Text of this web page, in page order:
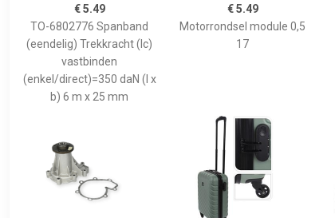
€ 5.49
TO-6802776 Spanband
(eendelig) Trekkracht (lc)
vastbinden
(enkel/direct)=350 daN (l x
b) 6 m x 25 mm
€ 5.49
Motorrondsel module 0,5
17